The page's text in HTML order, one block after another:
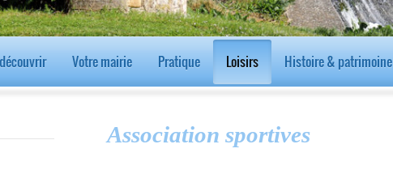
Votre mairie Pratique Loisirs Histoire & patrimoine
Association sportives